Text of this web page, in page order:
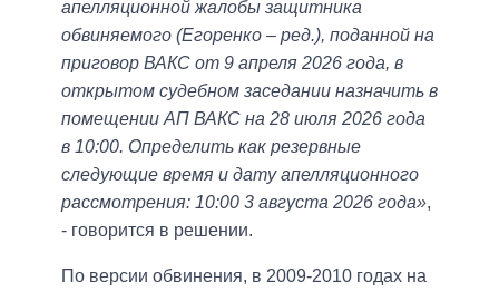
апелляционной жалобы защитника
обвиняемого (Егоренко – ред.), поданной на
приговор ВАКС от 9 апреля 2026 года, в
открытом судебном заседании назначить в
помещении АП ВАКС на 28 июля 2026 года
в 10:00. Определить как резервные
следующие время и дату апелляционного
рассмотрения: 10:00 3 августа 2026 года»,
- говорится в решении.
По версии обвинения, в 2009-2010 годах на